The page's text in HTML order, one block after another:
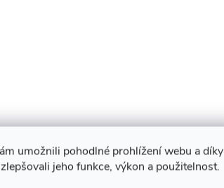
umožnili pohodlné prohlížení webu a díky
jeho funkce, výkon a použitelnost.